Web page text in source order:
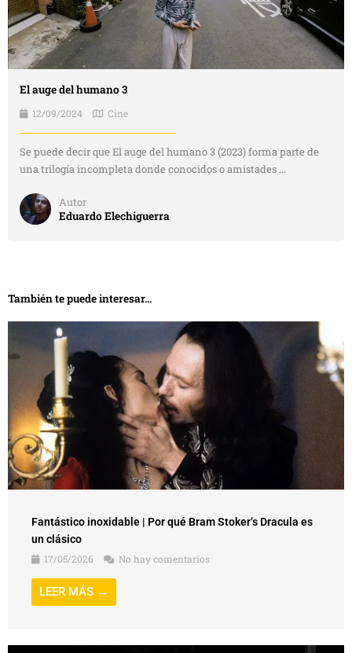
El auge del humano 3
12/09/2024 Cine
Se puede decir que El auge del humano 3 (2023) forma parte de
una trilogía incompleta donde conocidos o amistades ...
Autor
Eduardo Elechiguerra
También te puede interesar...
Fantástico inoxidable | Por qué Bram Stoker’s Dracula es
un clásico
17/05/2026
No hay comentarios
LEER MÁS →